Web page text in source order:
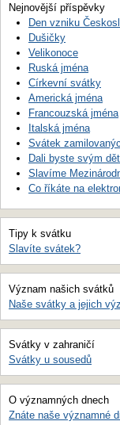
Nejnovější příspěvky
Den vzniku
Dušičky
Velikonoce
Ruská jména
Církevní svátky
Americká jména
Francouzská jména
Italská jména
Svátek
Dali byste svým
Slavíme
Co říkáte na
Tipy k svátku
Slavíte svátek?
Význam našich svátků
Naše svátky a jejich
Svátky v zahraničí
Svátky u sousedů
O významných dnech
Znáte naše významné